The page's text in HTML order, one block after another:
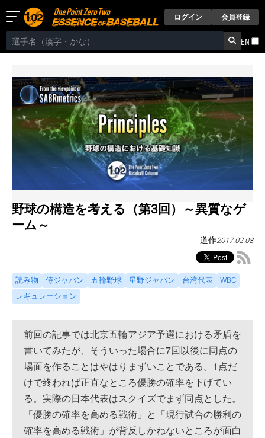
ログイン 会員登録
EN
野球の構造を考える（第3回）～異質なゲ
ーム～
道作2017.02.08
読み物 侍ジャパン 五輪野球 星野ジャパン 台湾代表
WBC
レギュレーション
前回の記事では北京五輪アジア予選における矛盾を
書いてみたが、そういった場合に7回以後に同点の
場面を作ることはやはりまずいことである。1点だ
けで終われば正直なところ優勝の確率を下げてい
る。実際の日本代表はスクイズでまず同点とした。
「優勝の確率を高める戦術」と「現行試合の勝利の
確率を高める戦術」が背反しかねないところが面白